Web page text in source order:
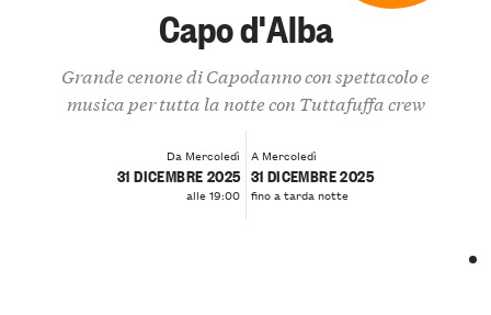
Capo d'Alba
Grande cenone di Capodanno con spettacolo e
musica per tutta la notte con Tuttafuffa crew
Da Mercoledì
31 DICEMBRE 2025
alle 19:00
A Mercoledì
31 DICEMBRE 2025
fino a tarda notte